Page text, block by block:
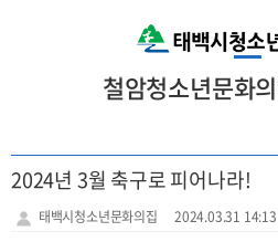
철암청소년문화
2024년 3월 축구로 피어나라!
태백시청소년문화의집 2024.03.31 14:13